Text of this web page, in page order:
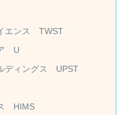
エンス TWST
U
ディングス UPST
HIMS